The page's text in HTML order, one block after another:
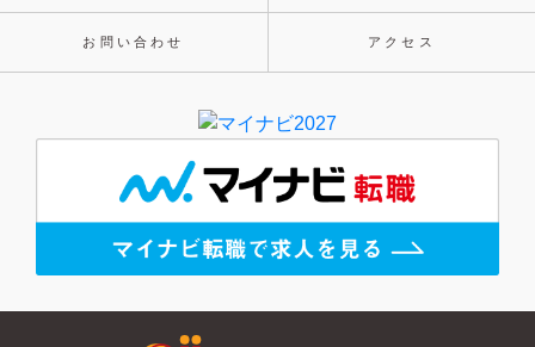
お問い合わせ アクセス